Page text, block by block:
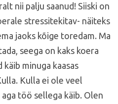
nii palju saanud! Siiski on
stressitekitav- näiteks
jaoks kõige toredam. Ma
seega on kaks koera
minuga kaasas
Kulla ei ole veel
töö sellega käib. Olen